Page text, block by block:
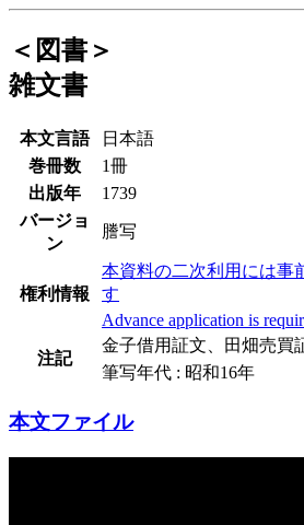
＜図書＞
雑文書
本文言語
日本語
巻冊数
1冊
出版年
1739
バージョ
ン
謄写
権利情報
本資料の二次利用には事
す
Advance application is
注記
金子借用証文、田畑売買
筆写年代 : 昭和16年
本文ファイル